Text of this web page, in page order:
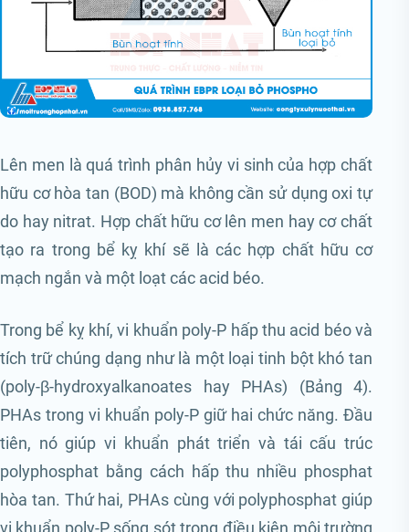
Lên men là quá trình phân hủy vi sinh của hợp chất
hữu cơ hòa tan (BOD) mà không cần sử dụng oxi tự
do hay nitrat. Hợp chất hữu cơ lên men hay cơ chất
tạo ra trong bể kỵ khí sẽ là các hợp chất hữu cơ
mạch ngắn và một loạt các acid béo.
Trong bể kỵ khí, vi khuẩn poly-P hấp thu acid béo và
tích trữ chúng dạng như là một loại tinh bột khó tan
(poly-β-hydroxyalkanoates hay PHAs) (Bảng 4).
PHAs trong vi khuẩn poly-P giữ hai chức năng. Đầu
tiên, nó giúp vi khuẩn phát triển và tái cấu trúc
polyphosphat bằng cách hấp thu nhiều phosphat
hòa tan. Thứ hai, PHAs cùng với polyphosphat giúp
vi khuẩn poly-P sống sót trong điều kiện môi trường